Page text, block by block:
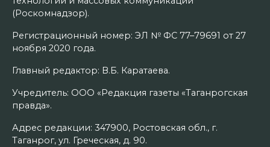
(Роскомнадзор).
Регистрационный номер: ЭЛ № ФС 77–79691 от 27
ноября 2020 года.
Главный редактор: В.Б. Каратаева.
Учредитель: ООО «Редакция газеты «Таганрогская
правда».
Адрес редакции: 347900, Ростовская обл., г.
Таганрог, ул. Греческая, д. 90.